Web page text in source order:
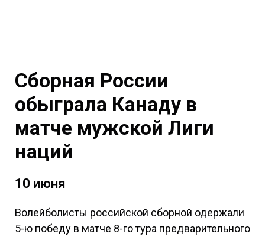
Сборная России
обыграла Канаду в
матче мужской Лиги
наций
10 июня
Волейболисты российской сборной одержали
5-ю победу в матче 8-го тура предварительного